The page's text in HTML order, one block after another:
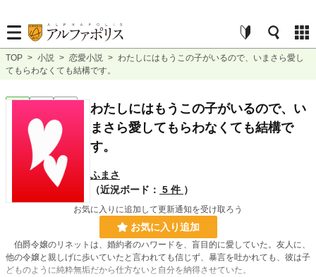
TOP > 小説 > 恋愛小説 > わたしにはもうこの子がいるので、いまさら愛し
てもらわなくても結構です。
恋愛 完結 短編
わたしにはもうこの子がいるので、い
まさら愛してもらわなくても結構で
す。
ふまさ
（近況ボード： 5 件 ）
お気に入りに追加して更新通知を受け取ろう
お気に入り追加
伯爵令嬢のリネットは、婚約者のハワードを、盲目的に愛していた。友人に、
他の令嬢と親しげに歩いていたと言われても信じず、暴言を吐かれても、彼は子
どものように純粋無垢だから仕方ないと自分を納得させていた。